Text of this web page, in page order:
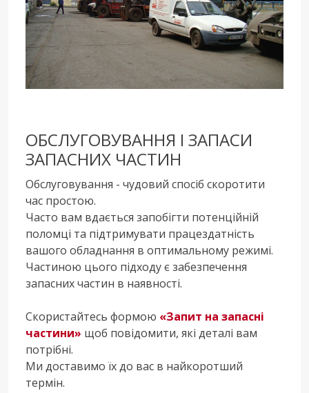
ОБСЛУГОВУВАННЯ І ЗАПАСИ
ЗАПАСНИХ ЧАСТИН
Обслуговування - чудовий спосіб скоротити
час простою.
Часто вам вдається запобігти потенційній
поломці та підтримувати працездатність
вашого обладнання в оптимальному режимі.
Частиною цього підходу є забезпечення
запасних частин в наявності.
Скористайтесь формою «Запит на запасні
частини» щоб повідомити, які деталі вам
потрібні.
Ми доставимо їх до вас в найкоротший
термін.